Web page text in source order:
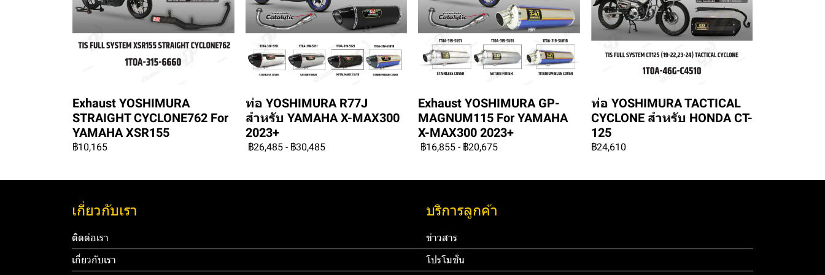
Exhaust YOSHIMURA
STRAIGHT CYCLONE762 For
YAMAHA XSR155
฿10,165
ท่อ YOSHIMURA R77J
สำหรับ YAMAHA X-MAX300
2023+
฿26,485 - ฿30,485
Exhaust YOSHIMURA GP-
MAGNUM115 For YAMAHA
X-MAX300 2023+
฿16,855 - ฿20,675
ท่อ YOSHIMURA TACTICAL
CYCLONE สำหรับ HONDA CT-
125
฿24,610
เกี่ยวกับเรา
ติดต่อเรา
เกี่ยวกับเรา
บริการลูกค้า
ข่าวสาร
โปรโมชั่น